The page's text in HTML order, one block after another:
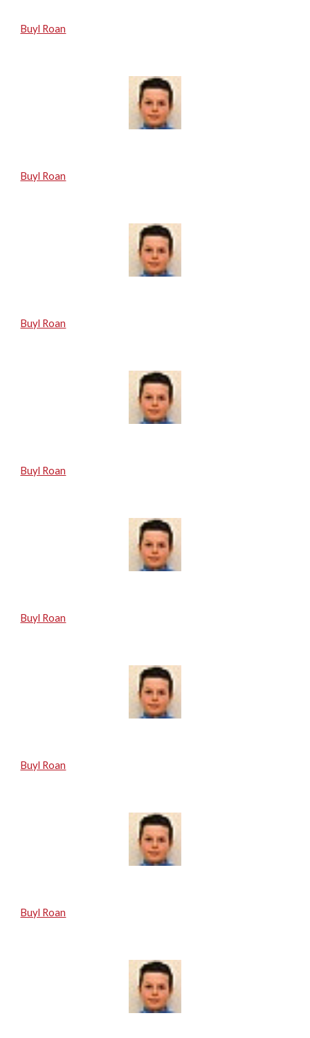
Buyl Roan
Buyl Roan
Buyl Roan
Buyl Roan
Buyl Roan
Buyl Roan
Buyl Roan